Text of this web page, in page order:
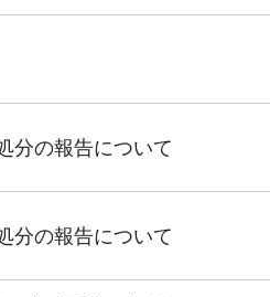
分の報告について
分の報告について